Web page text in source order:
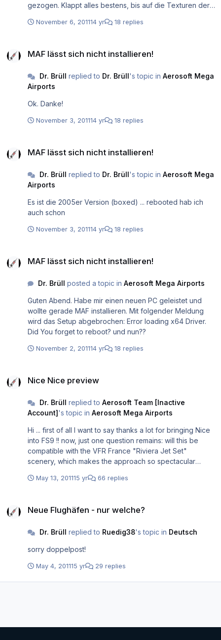
gezogen. Klappt alles bestens, bis auf die Texturen der
strukturlos, mit AES grau und strukturlos. Was kann man
November 6, 201114 yr 18 replies
MAF lässt sich nicht installieren!
Dr. Brüll replied to Dr. Brüll's topic in Aerosoft Mega
Airports
Ok. Danke!
November 3, 201114 yr 18 replies
MAF lässt sich nicht installieren!
Dr. Brüll replied to Dr. Brüll's topic in Aerosoft Mega
Airports
Es ist die 2005er Version (boxed) ... rebooted hab ich
auch schon
November 3, 201114 yr 18 replies
MAF lässt sich nicht installieren!
Dr. Brüll posted a topic in Aerosoft Mega Airports
Guten Abend. Habe mir einen neuen PC geleistet und
wollte gerade MAF installieren. Mit folgender Meldung
wird das Setup abgebrochen: Error loading x64 Driver.
Did You forget to reboot? und nun??
November 2, 201114 yr 18 replies
Nice Nice preview
Dr. Brüll replied to Aerosoft Team [Inactive
Account]'s topic in Aerosoft Mega Airports
Hi ... first of all I want to say thanks a lot for bringing Nice
into FS9 !! now, just one question remains: will this be
compatible with the VFR France "Riviera Jet Set"
scenery, which makes the approach so spectacular
fantastic, but be sure that I will be a customer anyway !
May 13, 201115 yr 66 replies
Neue Flughäfen - nur welche?
Dr. Brüll replied to Ruedig38's topic in Deutsch
sorry doppelpost!
May 4, 201115 yr 29 replies